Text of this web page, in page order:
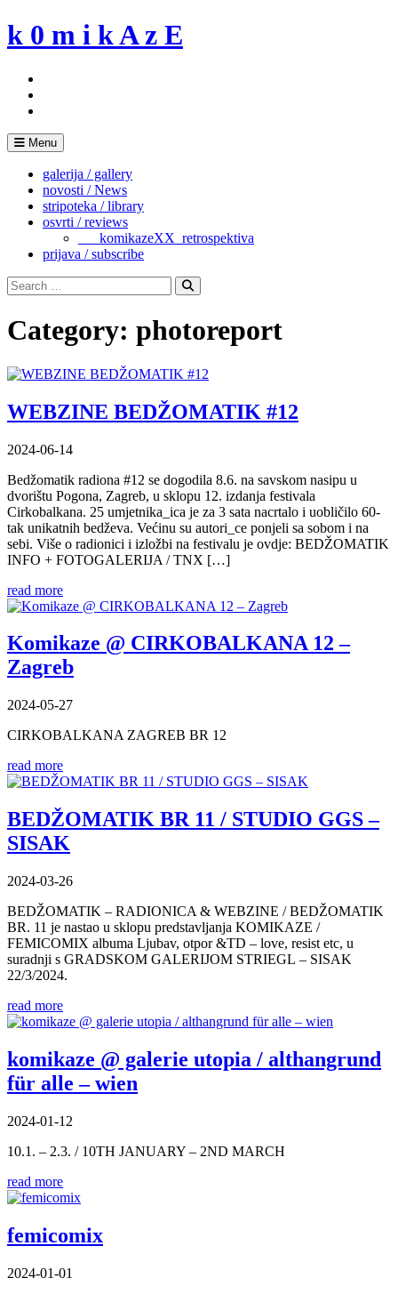
Skip
to
k 0 m i k A z E
Menu
galerija / gallery
novosti / News
stripoteka / library
osvrti / reviews
___komikazeXX_retrospektiva
prijava / subscribe
Search
for:
Search
Category: photoreport
WEBZINE BEDŽOMATIK #12
2024-06-14
Bedžomatik radiona #12 se dogodila 8.6. na savskom nasipu u
dvorištu Pogona, Zagreb, u sklopu 12. izdanja festivala
Cirkobalkana. 25 umjetnika_ica je za 3 sata nacrtalo i uobličilo 60-
tak unikatnih bedževa. Većinu su autori_ce ponjeli sa sobom i na
sebi. Više o radionici i izložbi na festivalu je ovdje: BEDŽOMATIK
INFO + FOTOGALERIJA / TNX […]
read more
Komikaze @ CIRKOBALKANA 12 –
Zagreb
2024-05-27
CIRKOBALKANA ZAGREB BR 12
read more
BEDŽOMATIK BR 11 / STUDIO GGS –
SISAK
2024-03-26
BEDŽOMATIK – RADIONICA & WEBZINE / BEDŽOMATIK
BR. 11 je nastao u sklopu predstavljanja KOMIKAZE /
FEMICOMIX albuma Ljubav, otpor &TD – love, resist etc, u
suradnji s GRADSKOM GALERIJOM STRIEGL – SISAK
22/3/2024.
read more
komikaze @ galerie utopia / althangrund
für alle – wien
2024-01-12
10.1. – 2.3. / 10TH JANUARY – 2ND MARCH
read more
femicomix
2024-01-01